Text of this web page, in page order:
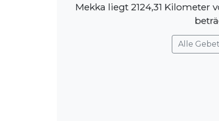
Mekka liegt 2124,31
Alle